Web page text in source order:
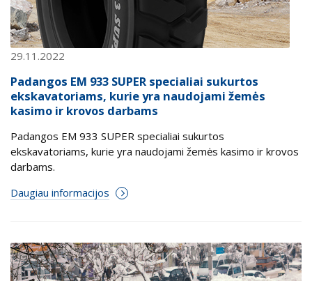
29.11.2022
Padangos EM 933 SUPER specialiai sukurtos
ekskavatoriams, kurie yra naudojami žemės
kasimo ir krovos darbams
Padangos EM 933 SUPER specialiai sukurtos
ekskavatoriams, kurie yra naudojami žemės kasimo ir krovos
darbams.
Daugiau informacijos